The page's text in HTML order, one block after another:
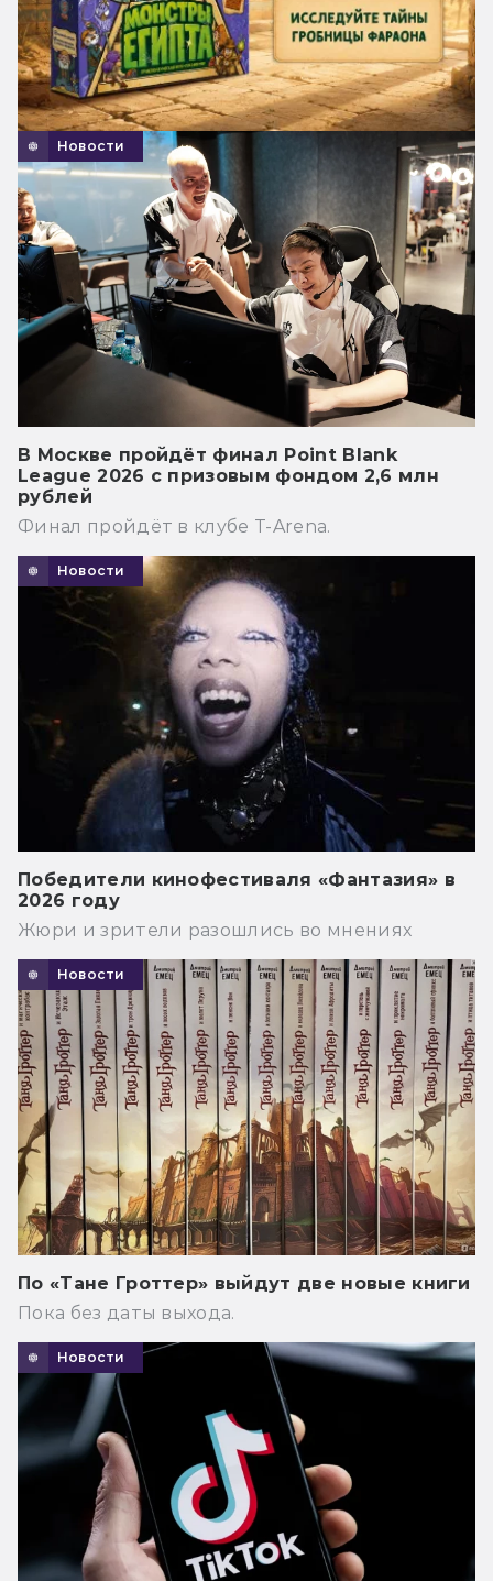
Новости
В Москве пройдёт финал Point Blank
League 2026 с призовым фондом 2,6 млн
рублей
Финал пройдёт в клубе T-Arena.
Новости
Победители кинофестиваля «Фантазия» в
2026 году
Жюри и зрители разошлись во мнениях
Новости
По «Тане Гроттер» выйдут две новые книги
Пока без даты выхода.
Новости